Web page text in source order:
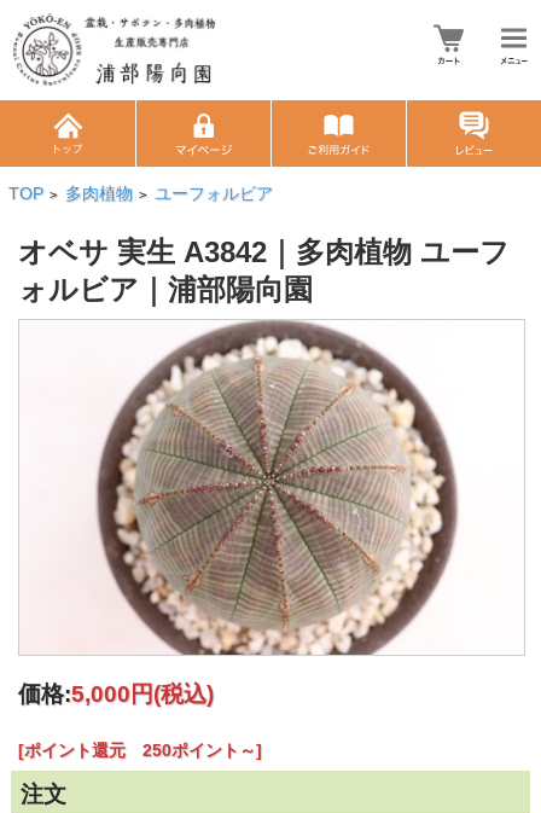
TOP > 多肉植物 > ユーフォルビア
オベサ 実生 A3842｜多肉植物 ユーフ
ォルビア｜浦部陽向園
価格:5,000円(税込)
[ポイント還元 250ポイント～]
注文